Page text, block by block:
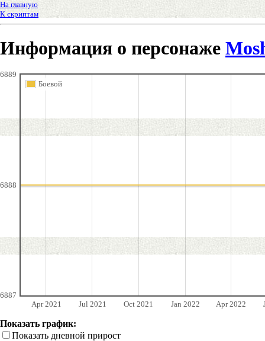
На главную
К скриптам
Информация о персонаже
Apr 2021 Jul 2021 Oct 2021 Jan 2022 Apr 2022
6887
6888
6889
Боевой
Показать график:
Показать дневной прирост